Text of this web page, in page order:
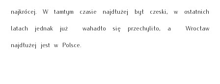
najkrócej. W tamtym czasie najdłużej był czeski, w ostatnich
latach jednak już wahadło się przechyliło, a Wrocław
najdłużej jest w Polsce.